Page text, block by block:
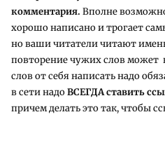
комментария. Вполне
хорошо написано и трогает
но ваши читатели читают
повторение чужих слов может
слов от себя написать надо
в сети надоВСЕГДА ставить
причем делать это так, чтобы